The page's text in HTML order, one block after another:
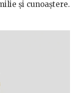
și cunoaștere.